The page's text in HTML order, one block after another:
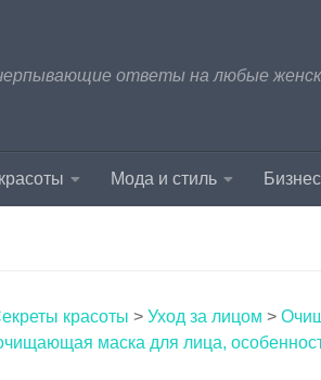
ответы на любые
Мода и стиль
красоты > Уход за лицом >
маска для лица,